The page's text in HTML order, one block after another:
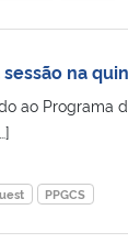
na
ao Programa
PPGCS